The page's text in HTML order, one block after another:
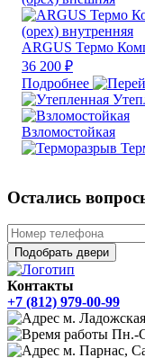
ARGUS Термо
36 200 ₽
Подробнее
Взломостойкая
Остались
Подобрать двери
Контакты
+7 (812) 979-00-99
м.
Пн.-
м. Парнас,